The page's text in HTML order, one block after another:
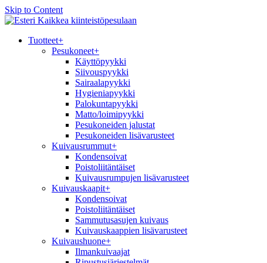
Skip to Content
Kaikkea kiinteistöpesulaan
Tuotteet+
Pesukoneet+
Käyttöpyykki
Siivouspyykki
Sairaalapyykki
Hygieniapyykki
Palokuntapyykki
Matto/loimipyykki
Pesukoneiden jalustat
Pesukoneiden lisävarusteet
Kuivausrummut+
Kondensoivat
Poistoliitäntäiset
Kuivausrumpujen lisävarusteet
Kuivauskaapit+
Kondensoivat
Poistoliitäntäiset
Sammutusasujen kuivaus
Kuivauskaappien lisävarusteet
Kuivaushuone+
Ilmankuivaajat